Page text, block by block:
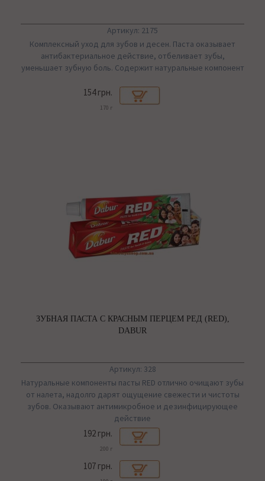
Артикул: 2175
Комплексный уход для зубов и десен. Паста оказывает
антибактериальное действие, отбеливает зубы,
уменьшает зубную боль. Содержит натуральные компонент
154 грн.
170 г
ЗУБНАЯ ПАСТА С КРАСНЫМ ПЕРЦЕМ РЕД (RED),
DABUR
Артикул: 328
Натуральные компоненты пасты RED отлично очищают зубы
от налета, надолго дарят ощущение свежести и чистоты
зубов. Оказывают антимикробное и дезинфицирующее
действие
192 грн.
200 г
107 грн.